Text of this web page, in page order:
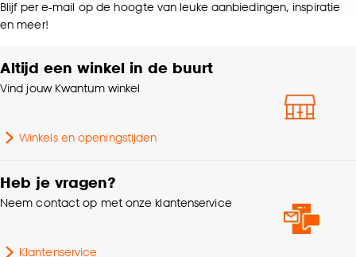
voor kiezen om bepaalde cookies wel of niet te
accepteren door op ‘Cookies aanpassen’ te
Goed om te weten is dat je deze keuze altijd nog
Blijf per e-mail op de hoogte van leuke aanbiedingen, inspiratie
en meer!
Altijd een winkel in de buurt
Vind jouw Kwantum winkel
Winkels en openingstijden
Heb je vragen?
Neem contact op met onze klantenservice
Klantenservice